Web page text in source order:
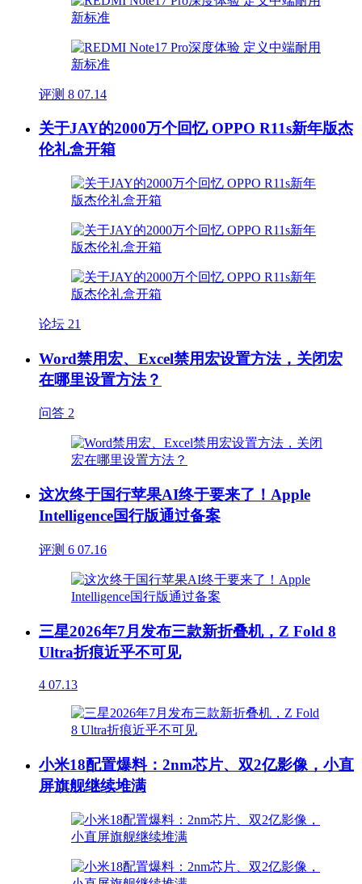
评测 8 07.14
关于JAY的2000万个回忆 OPPO R11s新年版杰
伦礼盒开箱
论坛 21
Word禁用宏、Excel禁用宏设置方法，关闭宏
在哪里设置方法？
问答 2
这次终于国行苹果AI终于要来了！Apple
Intelligence国行版通过备案
评测 6 07.16
三星2026年7月发布三款新折叠机，Z Fold 8
Ultra折痕近乎不可见
4 07.13
小米18配置爆料：2nm芯片、双2亿影像，小直
屏旗舰继续堆满